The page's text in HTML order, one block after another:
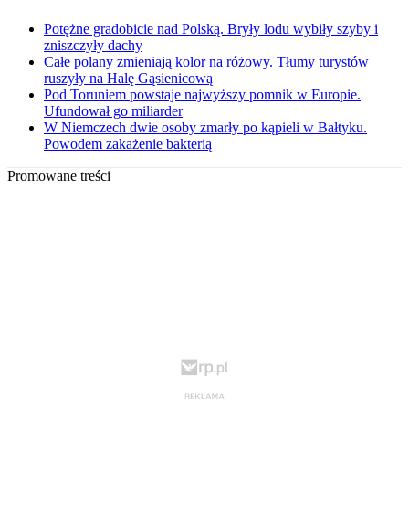
Potężne gradobicie nad Polską. Bryły lodu wybiły szyby i
zniszczyły dachy
Całe polany zmieniają kolor na różowy. Tłumy turystów
ruszyły na Halę Gąsienicową
Pod Toruniem powstaje najwyższy pomnik w Europie.
Ufundował go miliarder
W Niemczech dwie osoby zmarły po kąpieli w Bałtyku.
Powodem zakażenie bakterią
Promowane treści